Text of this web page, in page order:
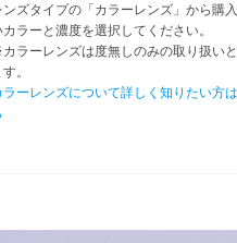
ンズタイプの「カラーレンズ」から購
カラーと濃度を選択してください。
ラーレンズは度無しのみの取り扱い
。
ラーレンズについて詳しく知りたい方